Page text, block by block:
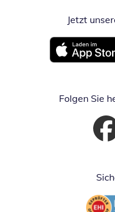
Jetzt
Öffnet in
Folgen Sie